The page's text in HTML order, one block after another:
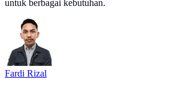
untuk berbagai kebutuhan.
Fardi Rizal